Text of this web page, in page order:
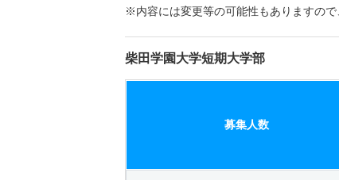
※内容には変更等の可能性もありますので
柴田学園大学短期大学部
募集人数